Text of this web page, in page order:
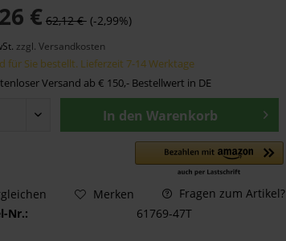
€ 62,12 €(-2,99%)
zzgl. Versandkosten
für Sie bestellt. Lieferzeit 7-14 Werktage
Versand ab € 150,- Bestellwert in DE
In den Warenkorb
Merken
Fragen zum Artikel?
Nr.:
61769-47T